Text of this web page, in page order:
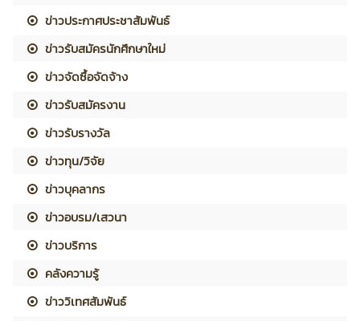
ข่าวประกาศประชาสัมพันธ์
ข่าวรับสมัครนักศึกษาใหม่
ข่าวจัดซื้อจัดจ้าง
ข่าวรับสมัครงาน
ข่าวรับรางวัล
ข่าวทุน/วิจัย
ข่าวบุคลากร
ข่าวอบรม/เสวนา
ข่าวบริการ
คลังความรู้
ข่าววิเทศสัมพันธ์